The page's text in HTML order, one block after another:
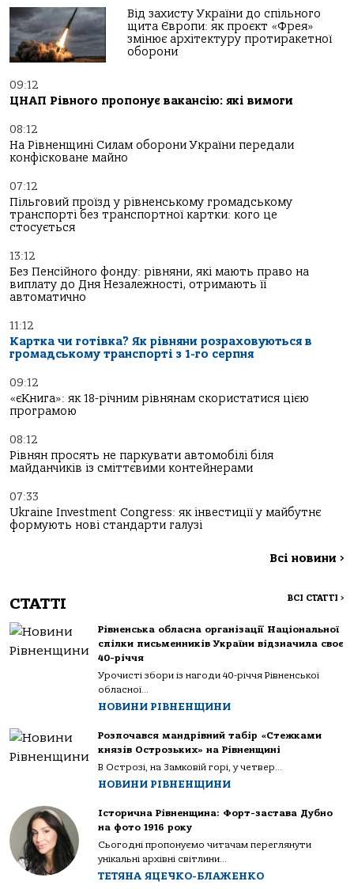
Від захисту України до спільного
щита Європи: як проєкт «Фрея»
змінює архітектуру протиракетної
оборони
09:12
ЦНАП Рівного пропонує вакансію: які вимоги
08:12
На Рівненщині Силам оборони України передали
конфісковане майно
07:12
Пільговий проїзд у рівненському громадському
транспорті без транспортної картки: кого це
стосується
13:12
Без Пенсійного фонду: рівняни, які мають право на
виплату до Дня Незалежності, отримають її
автоматично
11:12
Картка чи готівка? Як рівняни розраховуються в
громадському транспорті з 1-го серпня
09:12
«єКнига»: як 18-річним рівнянам скористатися цією
програмою
08:12
Рівнян просять не паркувати автомобілі біля
майданчиків із сміттєвими контейнерами
07:33
Ukraine Investment Congress: як інвестиції у майбутнє
формують нові стандарти галузі
Всі новини >
СТАТТІ ВСІ СТАТТІ >
Рівненська обласна організації Національної
спілки письменників України відзначила своє
40-річчя
Урочисті збори із нагоди 40-річчя Рівненської
обласної...
НОВИНИ РІВНЕНЩИНИ
Розпочався мандрівний табір «Стежками
князів Острозьких» на Рівненщині
В Острозі, на Замковій горі, у четвер...
НОВИНИ РІВНЕНЩИНИ
Історична Рівненщина: Форт-застава Дубно
на фото 1916 року
Сьогодні пропонуємо читачам переглянути
унікальні архівні світлини...
ТЕТЯНА ЯЦЕЧКО-БЛАЖЕНКО